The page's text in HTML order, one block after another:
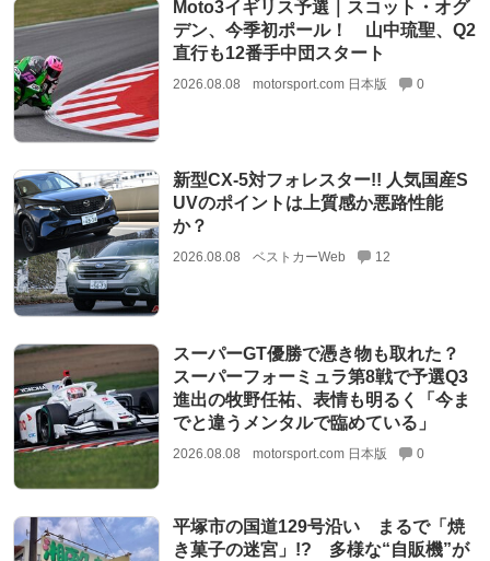
Moto3イギリス予選｜スコット・オグ
デン、今季初ポール！ 山中琉聖、Q2
直行も12番手中団スタート
2026.08.08 motorsport.com 日本版 0
新型CX-5対フォレスター!! 人気国産S
UVのポイントは上質感か悪路性能
か？
2026.08.08 ベストカーWeb 12
スーパーGT優勝で憑き物も取れた？
スーパーフォーミュラ第8戦で予選Q3
進出の牧野任祐、表情も明るく「今ま
でと違うメンタルで臨めている」
2026.08.08 motorsport.com 日本版 0
平塚市の国道129号沿い まるで「焼
き菓子の迷宮」!? 多様な“自販機”が